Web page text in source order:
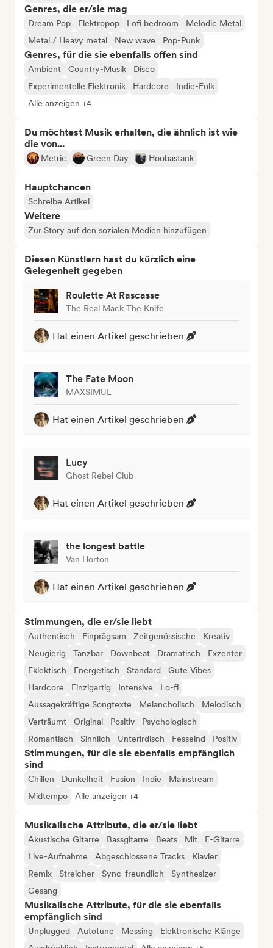
Genres, die er/sie mag
Dream Pop Elektropop Lofi bedroom
Melodic Metal
Metal / Heavy metal
New wave Pop-Punk
Genres, für die sie ebenfalls offen sind
Ambient Country-Musik
Disco
Experimentelle Elektronik
Hardcore
Indie-Folk
Alle anzeigen +4
Du möchtest Musik erhalten, die ähnlich ist wie
die von...
Metric Green Day Hoobastank
Hauptchancen
Schreibe Artikel
Weitere
Zur Story auf den sozialen Medien hinzufügen
Diesen Künstlern hast du kürzlich eine
Gelegenheit gegeben
Roulette At Rascasse
The Real Mack The Knife
Hat einen Artikel geschrieben
The Fate Moon
MAXSIMUL
Hat einen Artikel geschrieben
Lucy
Ghost Rebel Club
Hat einen Artikel geschrieben
the longest battle
Van Horton
Hat einen Artikel geschrieben
Stimmungen, die er/sie liebt
Authentisch Einprägsam Zeitgenössische
Kreativ
Neugierig
Tanzbar Downbeat Dramatisch
Exzenter
Eklektisch
Energetisch Standard
Gute Vibes
Hardcore
Einzigartig Intensive
Lo-fi
Aussagekräftige Songtexte
Melancholisch
Melodisch
Verträumt
Original Positiv
Psychologisch
Romantisch
Sinnlich Unterirdisch Fesselnd Positiv
Stimmungen, für die sie ebenfalls empfänglich
sind
Chillen Dunkelheit Fusion Indie
Mainstream
Midtempo
Alle anzeigen +4
Musikalische Attribute, die er/sie liebt
Akustische Gitarre Bassgitarre Beats Mit
E-Gitarre
Live-Aufnahme
Abgeschlossene Tracks
Klavier
Remix
Streicher Sync-freundlich
Synthesizer
Gesang
Musikalische Attribute, für die sie ebenfalls
empfänglich sind
Unplugged Autotune Messing
Elektronische Klänge